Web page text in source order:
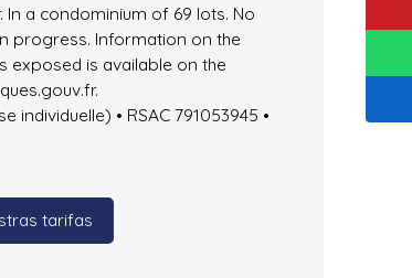
In a condominium of 69 lots. No
progress. Information on the
exposed is available on the
• RSAC 791053945 •
tarifas